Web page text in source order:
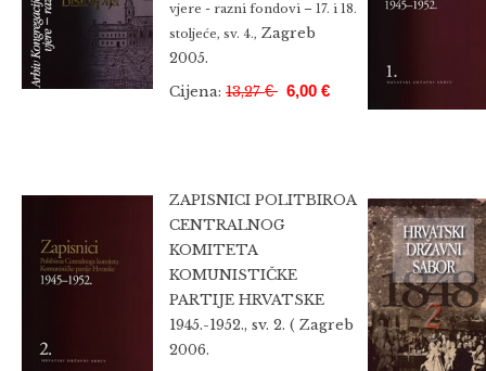
vjere - razni fondovi – 17. i 18.
stoljeće, sv. 4., Zagreb
2005.
Cijena: 13,27€ 6,00 €
ZAPISNICI POLITBIROA
CENTRALNOG
KOMITETA
KOMUNISTIČKE
PARTIJE HRVATSKE
1945.-1952., sv. 2. ( Zagreb
2006.